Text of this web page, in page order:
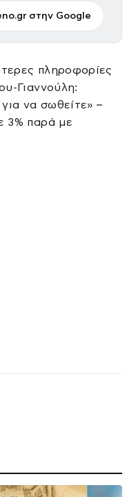
στην Google
πληροφορίες
Γιαννούλη:
να σωθείτε» –
3% παρά με